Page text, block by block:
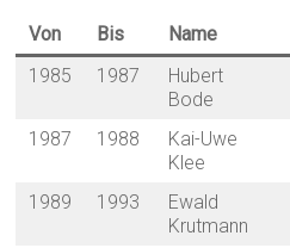
Von Bis Name
1985
1987
Hubert
Bode
1987
1988
Kai-Uwe
Klee
1989
1993
Ewald
Krutmann